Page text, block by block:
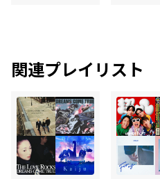
関連プレイリスト